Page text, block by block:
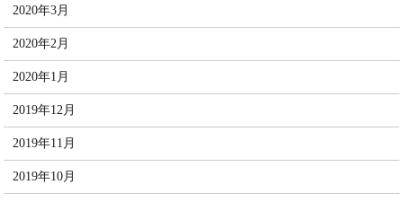
2020年3月
2020年2月
2020年1月
2019年12月
2019年11月
2019年10月